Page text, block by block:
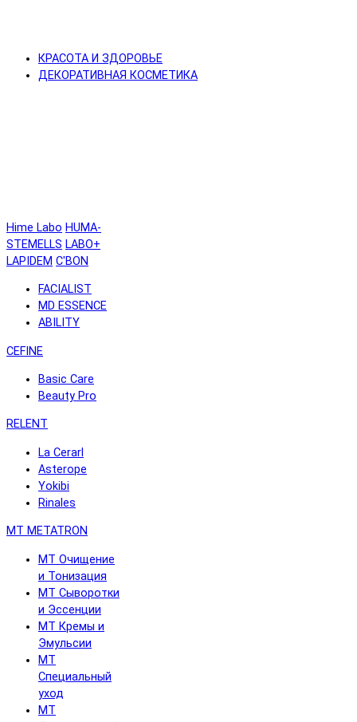
КРАСОТА И ЗДОРОВЬЕ
ДЕКОРАТИВНАЯ КОСМЕТИКА
Hime Labo HUMA-
STEMELLS LABO+
LAPIDEM C'BON
FACIALIST
MD ESSENCE
ABILITY
CEFINE
Basic Care
Beauty Pro
RELENT
La Cerarl
Asterope
Yokibi
Rinales
MT METATRON
MT Очищение
и Тонизация
MT Сыворотки
и Эссенции
MT Кремы и
Эмульсии
MT
Специальный
уход
MT